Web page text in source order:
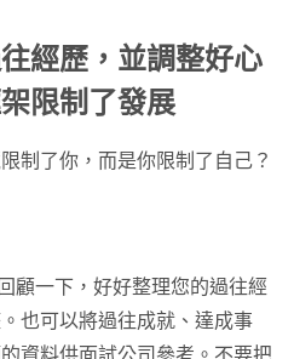
經歷，並調整好心
限制了發展
制了你，而是你限制了自己？
顧一下，好好整理您的過往經
也可以將過往成就、達成事
資料供面試公司參考。不要把